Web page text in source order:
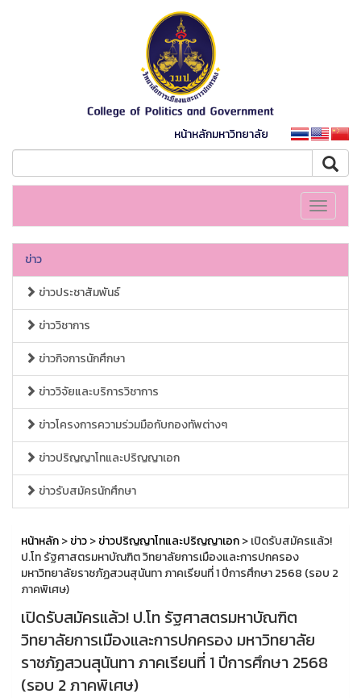
หน้าหลักมหาวิทยาลัย
Toggle
ข่าว
ข่าวประชาสัมพันธ์
ข่าววิชาการ
ข่าวกิจการนักศึกษา
ข่าววิจัยและบริการวิชาการ
ข่าวโครงการความร่วมมือกับกองทัพต่างๆ
ข่าวปริญญาโทและปริญญาเอก
ข่าวรับสมัครนักศึกษา
หน้าหลัก>ข่าว>ข่าวปริญญาโทและปริญญาเอก> เปิดรับสมัครแล้ว!
ป.โท รัฐศาสตรมหาบัณฑิต วิทยาลัยการเมืองและการปกครอง
มหาวิทยาลัยราชภัฏสวนสุนันทา ภาคเรียนที่ 1 ปีการศึกษา 2568 (รอบ 2
ภาคพิเศษ)
เปิดรับสมัครแล้ว! ป.โท รัฐศาสตรมหาบัณฑิต
วิทยาลัยการเมืองและการปกครอง มหาวิทยาลัย
ราชภัฏสวนสุนันทา ภาคเรียนที่ 1 ปีการศึกษา 2568
(รอบ 2 ภาคพิเศษ)